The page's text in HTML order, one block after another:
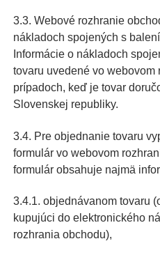
3.3. Webové rozhranie
nákladoch spojených s
Informácie o nákladoch
tovaru uvedené vo
prípadoch, keď je tovar
Slovenskej republiky.
3.4. Pre objednanie tovaru
formulár vo webovom
formulár obsahuje najmä
3.4.1. objednávanom tovaru
kupujúci do elektronického
rozhrania obchodu),